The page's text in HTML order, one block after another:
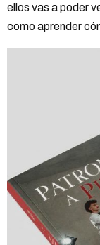
ellos vas a poder
como aprender